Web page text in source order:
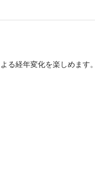
る経年変化を楽しめます。